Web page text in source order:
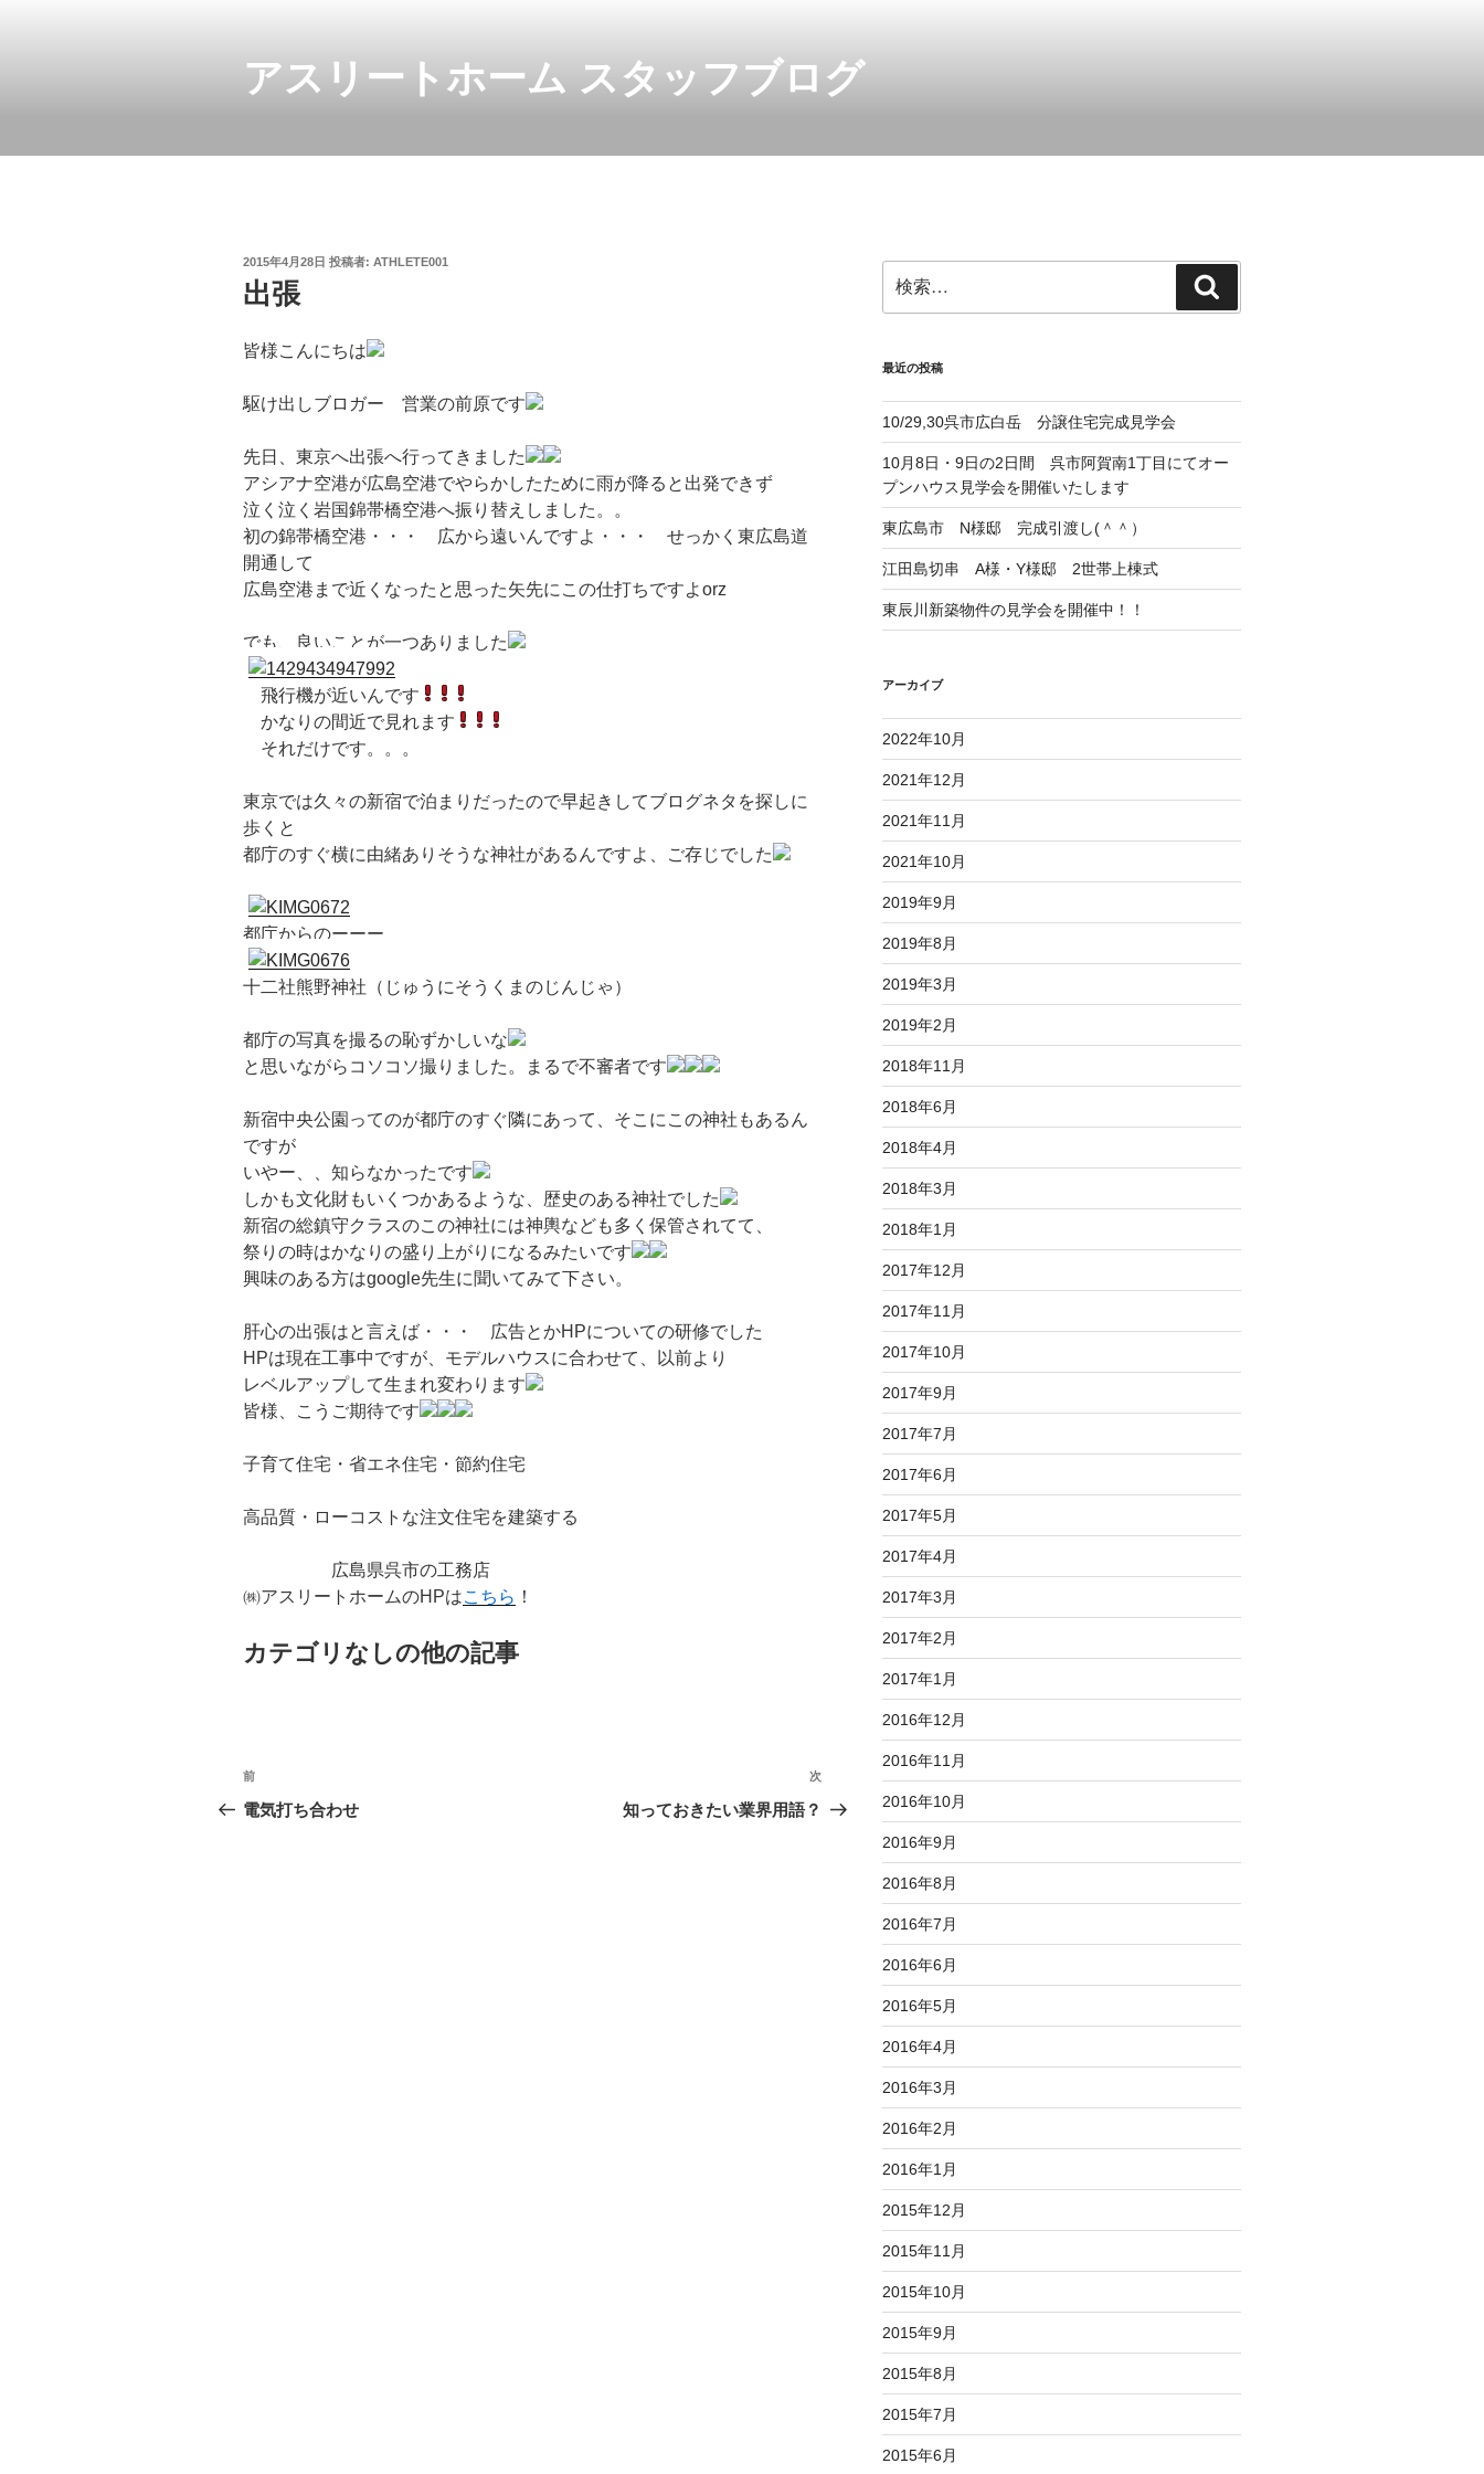
アスリートホーム スタッフブログ
投
日:
2015年4月28日 投稿者: ATHLETE001
出張
皆様こんにちは
駆け出しブロガー 営業の前原です
先日、東京へ出張へ行ってきました
アシアナ空港が広島空港でやらかしたために雨が降ると出発できず
泣く泣く岩国錦帯橋空港へ振り替えしました。。
初の錦帯橋空港・・・ 広から遠いんですよ・・・ せっかく東広島道
開通して
広島空港まで近くなったと思った矢先にこの仕打ちですよorz
でも、良いことが一つありました
飛行機が近いんです
かなりの間近で見れます
それだけです。。。
東京では久々の新宿で泊まりだったので早起きしてブログネタを探しに
歩くと
都庁のすぐ横に由緒ありそうな神社があるんですよ、ご存じでした
都庁からのーーー
十二社熊野神社（じゅうにそうくまのじんじゃ）
都庁の写真を撮るの恥ずかしいな
と思いながらコソコソ撮りました。まるで不審者です
新宿中央公園ってのが都庁のすぐ隣にあって、そこにこの神社もあるん
ですが
いやー、、知らなかったです
しかも文化財もいくつかあるような、歴史のある神社でした
新宿の総鎮守クラスのこの神社には神輿なども多く保管されてて、
祭りの時はかなりの盛り上がりになるみたいです
興味のある方はgoogle先生に聞いてみて下さい。
肝心の出張はと言えば・・・ 広告とかHPについての研修でした
HPは現在工事中ですが、モデルハウスに合わせて、以前より
レベルアップして生まれ変わります
皆様、こうご期待です
子育て住宅・省エネ住宅・節約住宅
高品質・ローコストな注文住宅を建築する
広島県呉市の工務店
㈱アスリートホームのHPはこちら ！
カテゴリなしの他の記事
投
稿
前
の
前
電気打ち合わせ
次
の
次
知っておきたい業界用語？
索:
索
最近の投稿
10/29,30呉市広白岳 分譲住宅完成見学会
10月8日・9日の2日間 呉市阿賀南1丁目にてオー
プンハウス見学会を開催いたします
東広島市 N様邸 完成引渡し(＾＾）
江田島切串 A様・Y様邸 2世帯上棟式
東辰川新築物件の見学会を開催中！！
アーカイブ
2022年10月
2021年12月
2021年11月
2021年10月
2019年9月
2019年8月
2019年3月
2019年2月
2018年11月
2018年6月
2018年4月
2018年3月
2018年1月
2017年12月
2017年11月
2017年10月
2017年9月
2017年7月
2017年6月
2017年5月
2017年4月
2017年3月
2017年2月
2017年1月
2016年12月
2016年11月
2016年10月
2016年9月
2016年8月
2016年7月
2016年6月
2016年5月
2016年4月
2016年3月
2016年2月
2016年1月
2015年12月
2015年11月
2015年10月
2015年9月
2015年8月
2015年7月
2015年6月